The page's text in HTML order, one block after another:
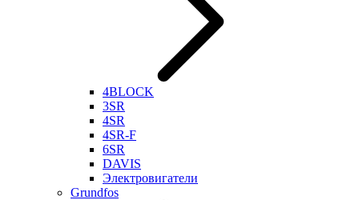
4BLOCK
3SR
4SR
4SR-F
6SR
DAVIS
Электровигатели
Grundfos